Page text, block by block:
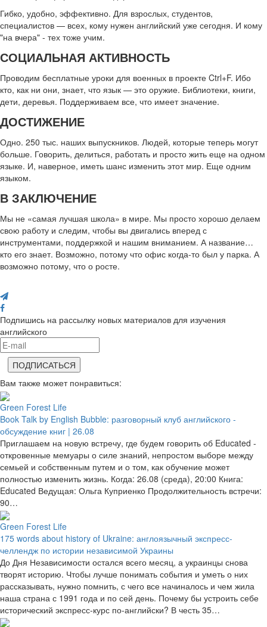
Гибко, удобно, эффективно. Для взрослых, студентов,
специалистов — всех, кому нужен английский уже сегодня. И кому
"на вчера" - тех тоже учим.
СОЦИАЛЬНАЯ АКТИВНОСТЬ
Проводим бесплатные уроки для военных в проекте Ctrl+F. Ибо
кто, как ни они, знает, что язык — это оружие. Библиотеки, книги,
дети, деревья. Поддерживаем все, что имеет значение.
ДОСТИЖЕНИЕ
Одно. 250 тыс. наших выпускников. Людей, которые теперь могут
больше. Говорить, делиться, работать и просто жить еще на одном
языке. И, наверное, иметь шанс изменить этот мир. Еще одним
языком.
В ЗАКЛЮЧЕНИЕ
Мы не «самая лучшая школа» в мире. Мы просто хорошо делаем
свою работу и следим, чтобы вы двигались вперед с
инструментами, поддержкой и нашим вниманием. А название…
кто его знает. Возможно, потому что офис когда-то был у парка. А
возможно потому, что о росте.
Подпишись на рассылку новых материалов для изучения
английского
Вам также может понравиться:
Green Forest Life
Book Talk by English Bubble: разговорный клуб английского -
обсуждение книг | 26.08
Приглашаем на новую встречу, где будем говорить об Educated -
откровенные мемуары о силе знаний, непростом выборе между
семьей и собственным путем и о том, как обучение может
полностью изменить жизнь. Когда: 26.08 (среда), 20:00 Книга:
Educated Ведущая: Ольга Куприенко Продолжительность встречи:
90…
Green Forest Life
175 words about history of Ukraine: англоязычный экспресс-
челлендж по истории независимой Украины
До Дня Независимости остался всего месяц, а украинцы снова
творят историю. Чтобы лучше понимать события и уметь о них
рассказывать, нужно помнить, с чего все начиналось и чем жила
наша страна с 1991 года и по сей день. Почему бы устроить себе
исторический экспресс-курс по-английски? В честь 35…